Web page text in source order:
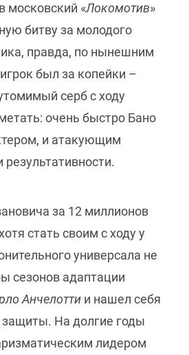
московский «Локомотив»
битву за молодого
правда, по нынешним
был за копейки –
серб с ходу
очень быстро Бано
и атакующим
за 12 миллионов
стать своим с ходу у
универсала не
сезонов адаптации
Анчелотти и нашел себя
На долгие годы
лидером